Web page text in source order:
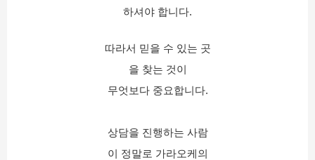
하셔야 합니다.
따라서 믿을 수 있는 곳
을 찾는 것이
무엇보다 중요합니다.
상담을 진행하는 사람
이 정말로 가라오케의